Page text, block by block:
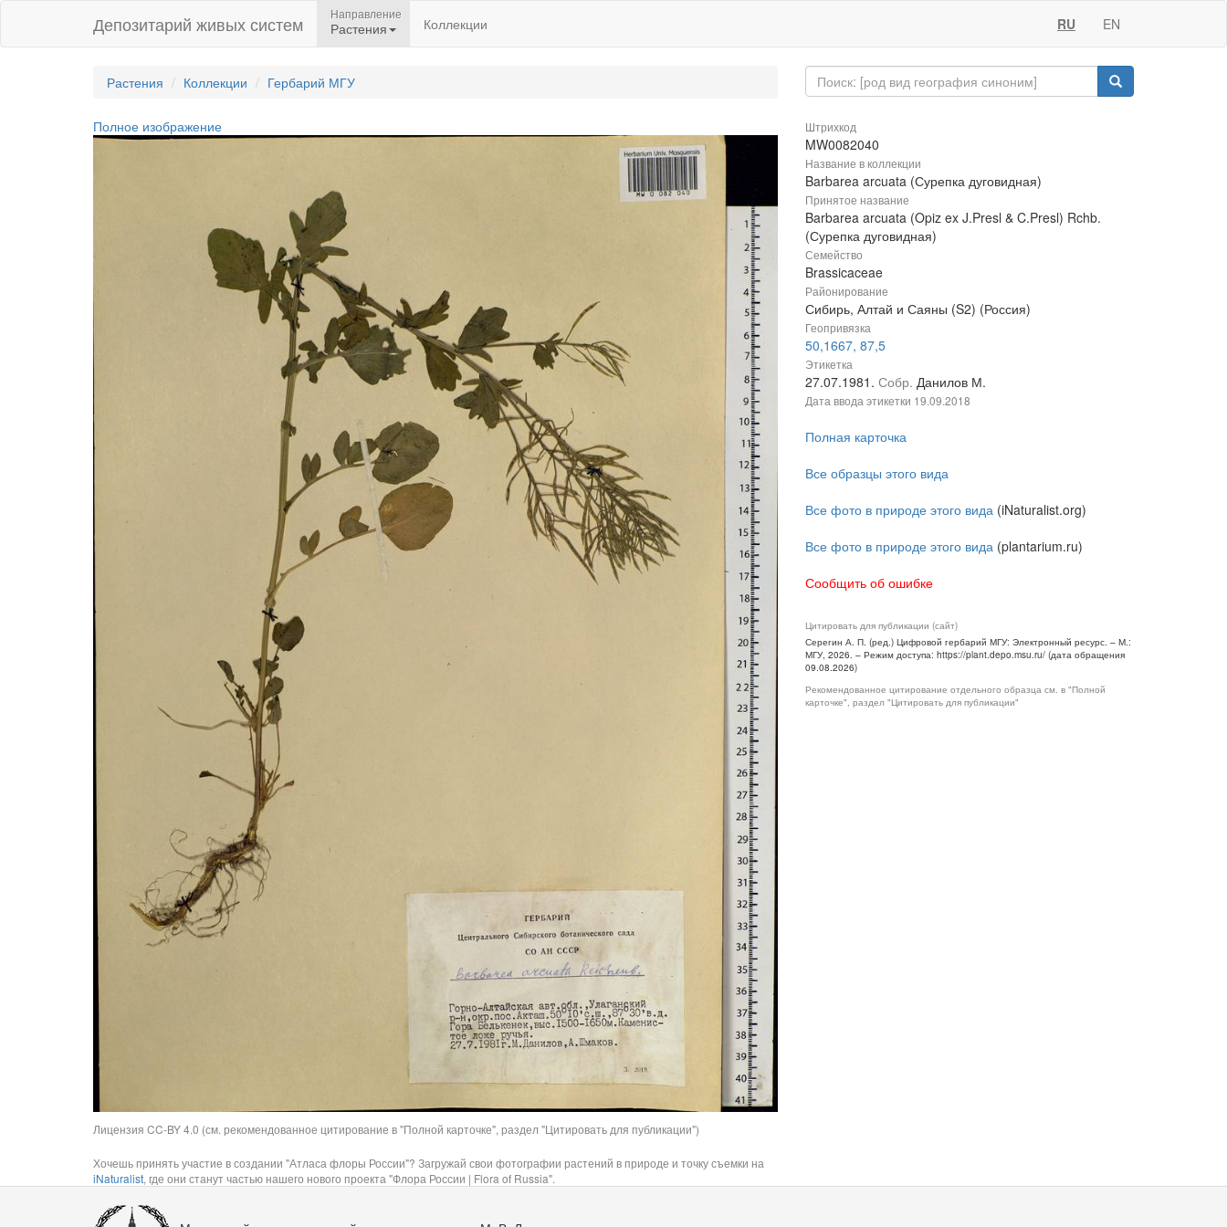
Депозитарий живых систем Направление
Растения Коллекции RU EN
Растения Коллекции Гербарий МГУ
Полное изображение
Лицензия CC-BY 4.0 (см. рекомендованное цитирование в "Полной карточке", раздел "Цитировать для публикации")
Хочешь принять участие в создании "Атласа флоры России"? Загружай свои фотографии растений в природе и точку съемки на
iNaturalist, где они станут частью нашего нового проекта "Флора России | Flora of Russia".
Штрихкод
MW0082040
Название в коллекции
Barbarea arcuata (Сурепка дуговидная)
Принятое название
Barbarea arcuata (Opiz ex J.Presl & C.Presl) Rchb.
(Сурепка дуговидная)
Семейство
Brassicaceae
Районирование
Сибирь, Алтай и Саяны (S2) (Россия)
Геопривязка
50,1667, 87,5
Этикетка
27.07.1981. Собр. Данилов М.
Дата ввода этикетки 19.09.2018
Полная карточка
Все образцы этого вида
Все фото в природе этого вида (iNaturalist.org)
Все фото в природе этого вида (plantarium.ru)
Сообщить об ошибке
Цитировать для публикации (сайт)
Серегин А. П. (ред.) Цифровой гербарий МГУ: Электронный ресурс. – М.:
МГУ, 2026. – Режим доступа: https://plant.depo.msu.ru/ (дата обращения
09.08.2026)
Рекомендованное цитирование отдельного образца см. в "Полной
карточке", раздел "Цитировать для публикации"